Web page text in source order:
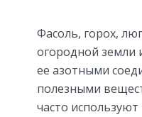
Фасоль, горох,
огородной
ее азотными
полезными
часто